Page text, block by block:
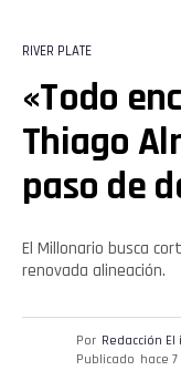
RIVER PLATE
«Todo
Thiago
paso de
El Millonario busca
renovada alineación.
Por Redacción
Publicado hace